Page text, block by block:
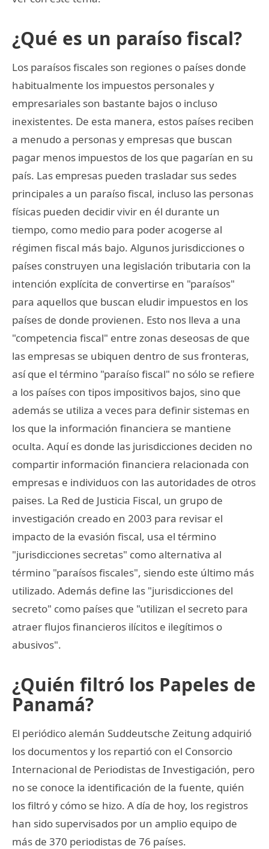
¿Qué es un paraíso fiscal?
Los paraísos fiscales son regiones o países donde
habitualmente los impuestos personales y
empresariales son bastante bajos o incluso
inexistentes. De esta manera, estos países reciben
a menudo a personas y empresas que buscan
pagar menos impuestos de los que pagarían en su
país. Las empresas pueden trasladar sus sedes
principales a un paraíso fiscal, incluso las personas
físicas pueden decidir vivir en él durante un
tiempo, como medio para poder acogerse al
régimen fiscal más bajo. Algunos jurisdicciones o
países construyen una legislación tributaria con la
intención explícita de convertirse en "paraísos"
para aquellos que buscan eludir impuestos en los
países de donde provienen. Esto nos lleva a una
"competencia fiscal" entre zonas deseosas de que
las empresas se ubiquen dentro de sus fronteras,
así que el término "paraíso fiscal" no sólo se refiere
a los países con tipos impositivos bajos, sino que
además se utiliza a veces para definir sistemas en
los que la información financiera se mantiene
oculta. Aquí es donde las jurisdicciones deciden no
compartir información financiera relacionada con
empresas e individuos con las autoridades de otros
paises. La Red de Justicia Fiscal, un grupo de
investigación creado en 2003 para revisar el
impacto de la evasión fiscal, usa el término
"jurisdicciones secretas" como alternativa al
término "paraísos fiscales", siendo este último más
utilizado. Además define las "jurisdicciones del
secreto" como países que "utilizan el secreto para
atraer flujos financieros ilícitos e ilegítimos o
abusivos".
¿Quién filtró los Papeles de
Panamá?
El periódico alemán Suddeutsche Zeitung adquirió
los documentos y los repartió con el Consorcio
Internacional de Periodistas de Investigación, pero
no se conoce la identificación de la fuente, quién
los filtró y cómo se hizo. A día de hoy, los registros
han sido supervisados por un amplio equipo de
más de 370 periodistas de 76 países.